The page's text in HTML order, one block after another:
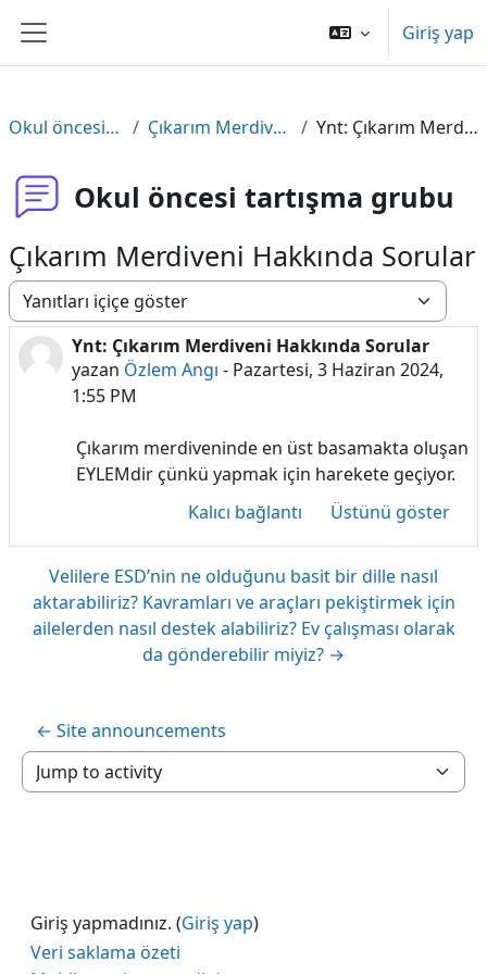
Yan panel
Giriş yap
Okul öncesi tartışma grubu Çıkarım Merdiveni Hakkında Sorular Ynt: Çıkarım Merdiveni Hakkında Sorular
Okul öncesi tartışma grubu
Çıkarım Merdiveni Hakkında Sorular
Görünüm modu
Ynt: Çıkarım Merdiveni Hakkında Sorular
yazan Özlem Angı - Pazartesi, 3 Haziran 2024,
1:55 PM
Yanıt sayısı: 0
Çıkarım merdiveninde en üst basamakta oluşan
EYLEMdir çünkü yapmak için harekete geçiyor.
Kalıcı bağlantı
Üstünü göster
Velilere ESD’nin ne olduğunu basit bir dille nasıl
aktarabiliriz? Kavramları ve araçları pekiştirmek için
ailelerden nasıl destek alabiliriz? Ev çalışması olarak
da gönderebilir miyiz? →
← Site announcements
Jump to activity
Giriş yapmadınız. (Giriş yap)
Veri saklama özeti